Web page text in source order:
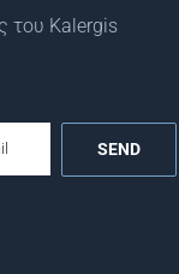
του Kalergis